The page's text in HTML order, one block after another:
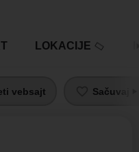
LOKACIJE
vebsajt Sačuvaj